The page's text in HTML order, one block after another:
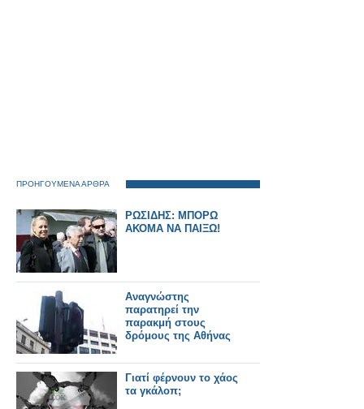
ΠΡΟΗΓΟΥΜΕΝΑ ΑΡΘΡΑ
ΡΩΣΙΔΗΣ: ΜΠΟΡΩ
ΑΚΟΜΑ ΝΑ ΠΑΙΞΩ!
Αναγνώστης
παρατηρεί την
παρακμή στους
δρόμους της Αθήνας
Γιατί φέρνουν το χάος
τα γκάλοπ;